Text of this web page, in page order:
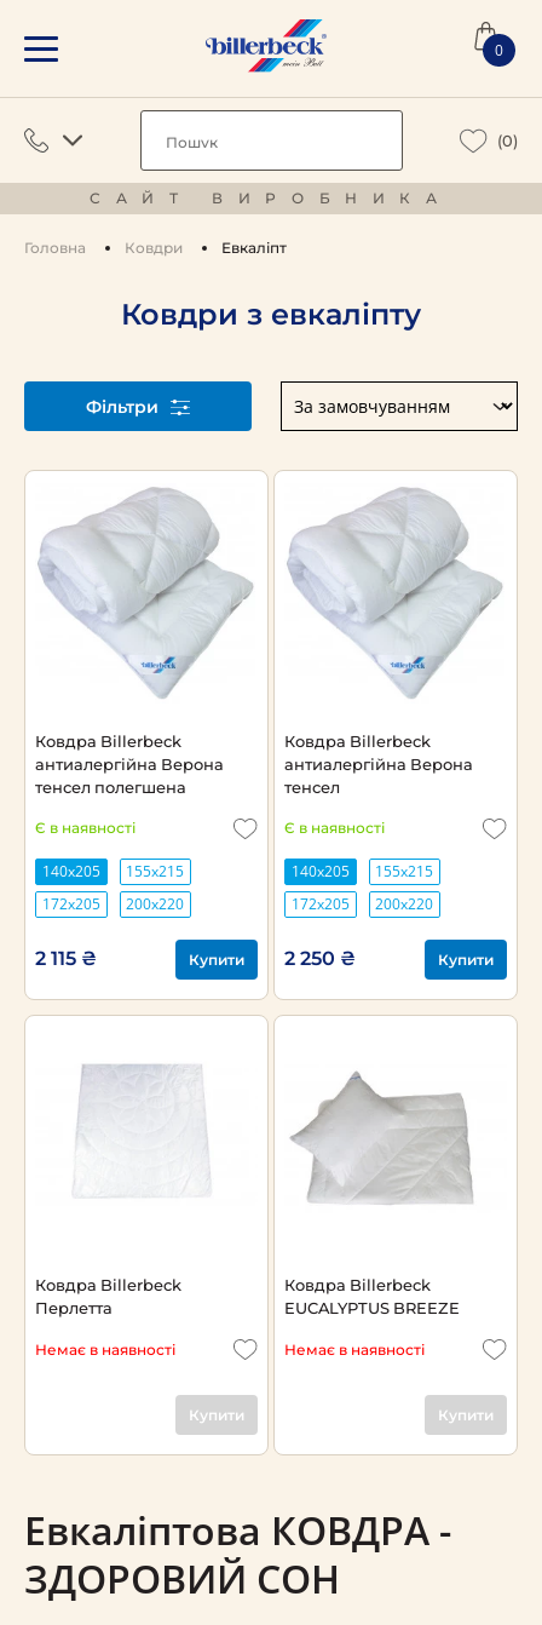
0
(0)
САЙТ ВИРОБНИКА
Головна Ковдри Евкаліпт
Ковдри з евкаліпту
Фільтри
Ковдра Billerbeck
антиалергійна Верона
тенсел полегшена
Є в наявності
140х205
155х215
172х205
200х220
2 115 ₴ Купити
Ковдра Billerbeck
антиалергійна Верона
тенсел
Є в наявності
140х205
155х215
172х205
200х220
2 250 ₴ Купити
Ковдра Billerbeck
Перлетта
Немає в наявності
Купити
Ковдра Billerbeck
EUCALYPTUS BREEZE
Немає в наявності
Купити
Евкаліптова КОВДРА -
ЗДОРОВИЙ СОН